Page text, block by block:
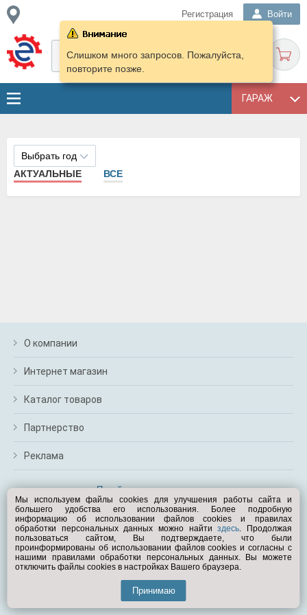
Регистрация Войти
ГАРАЖ
Слишком много запросов. Пожалуйста,
повторите позже.
Выбрать год
АКТУАЛЬНЫЕ
ВСЕ
О компании
Интернет магазин
Каталог товаров
Партнерство
Реклама
Перейти на полную версию
Вам помочь?
© Exist.ru 1998—2026
Мы используем файлы cookies для улучшения работы сайта и
большего удобства его использования. Более подробную
информацию об использовании файлов cookies и правилах
обработки персональных данных можно найтиздесь. Продолжая
пользоваться сайтом, Вы подтверждаете, что были
проинформированы об использовании файлов cookies и согласны с
нашими правилами обработки персональных данных. Вы можете
отключить файлы cookies в настройках Вашего браузера.
Принимаю